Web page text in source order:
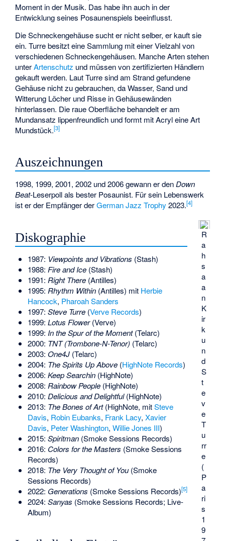
Moment in der Musik. Das habe ihn auch in der
Entwicklung seines Posaunenspiels beeinflusst.
Die Schneckengehäuse sucht er nicht selber, er kauft sie
ein. Turre besitzt eine Sammlung mit einer Vielzahl von
verschiedenen Schneckengehäusen. Manche Arten stehen
unterArtenschutz und müssen von zertifizierten Händlern
gekauft werden. Laut Turre sind am Strand gefundene
Gehäuse nicht zu gebrauchen, da Wasser, Sand und
Witterung Löcher und Risse in Gehäusewänden
hinterlassen. Die raue Oberfläche behandelt er am
Mundansatz lippenfreundlich und formt mit Acryl eine Art
Mundstück.[3]
Auszeichnungen
1998, 1999, 2001, 2002 und 2006 gewann er denDown
Beat-Leserpoll als bester Posaunist. Für sein Lebenswerk
ist er der Empfänger derGerman Jazz Trophy 2023.[4]
R
a
h
s
a
a
n
K
ir
k
u
n
d
S
t
e
v
e
T
u
rr
e
(
P
a
ri
s
1
9
Diskographie
1987: Viewpoints and Vibrations (Stash)
1988: Fire and Ice(Stash)
1991: Right There(Antilles)
1995: Rhythm Within(Antilles) mit Herbie
Hancock, Pharoah Sanders
1997: Steve Turre(Verve Records)
1999: Lotus Flower(Verve)
1999: In the Spur of the Moment(Telarc)
2000: TNT (Trombone-N-Tenor)(Telarc)
2003: One4J(Telarc)
2004: The Spirits Up Above(HighNote Records)
2006: Keep Searchin(HighNote)
2008: Rainbow People(HighNote)
2010: Delicious and Delightful(HighNote)
2013: The Bones of Art(HighNote, mitSteve
Davis, Robin Eubanks, Frank Lacy, Xavier
Davis, Peter Washington, Willie Jones III)
2015: Spiritman(Smoke Sessions Records)
2016: Colors for the Masters (Smoke Sessions
Records)
2018: The Very Thought of You(Smoke
Sessions Records)
2022: Generations (Smoke Sessions Records)[5]
2024: Sanyas (Smoke Sessions Records; Live-
Album)